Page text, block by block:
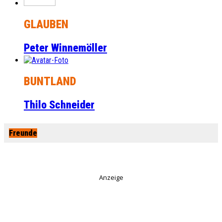
GLAUBEN
Peter Winnemöller
BUNTLAND
Thilo Schneider
Freunde
Anzeige